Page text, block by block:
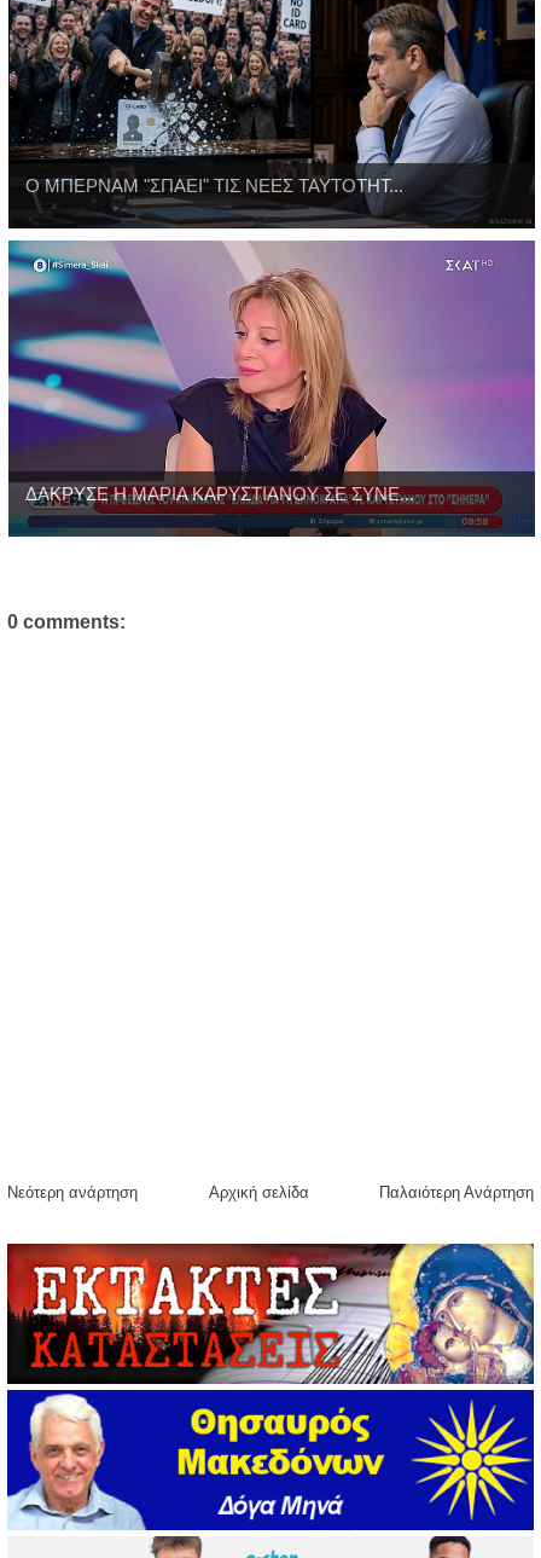
Ο ΜΠΕΡΝΑΜ "ΣΠΑΕΙ" ΤΙΣ ΝΕΕΣ ΤΑΥΤΟΤΗΤ...
ΔΑΚΡΥΣΕ Η ΜΑΡΙΑ ΚΑΡΥΣΤΙΑΝΟΥ ΣΕ ΣΥΝΕ...
0 comments:
Νεότερη ανάρτηση Παλαιότερη Ανάρτηση
Αρχική σελίδα